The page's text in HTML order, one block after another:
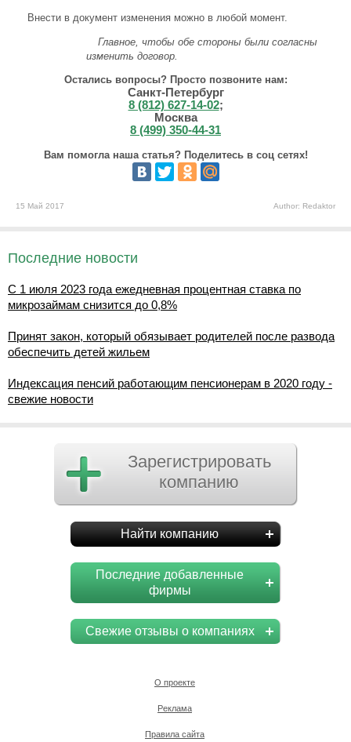
Внести в документ изменения можно в любой момент.
Главное, чтобы обе стороны были согласны
изменить договор.
Остались вопросы? Просто позвоните нам:
Санкт-Петербург
8 (812) 627-14-02;
Москва
8 (499) 350-44-31
Вам помогла наша статья? Поделитесь в соц сетях!
15 Май 2017 Author: Redaktor
Последние новости
С 1 июля 2023 года ежедневная процентная ставка по
микрозаймам снизится до 0,8%
Принят закон, который обязывает родителей после развода
обеспечить детей жильем
Индексация пенсий работающим пенсионерам в 2020 году -
свежие новости
Зарегистрировать
компанию
Найти компанию
Последние добавленные
фирмы
Свежие отзывы о компаниях
О проекте
Реклама
Правила сайта